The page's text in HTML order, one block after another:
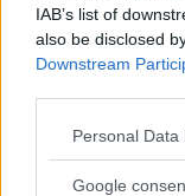
IAB’s list of
also be disclosed
Downstream
Please note that
not limited to your
Personal
Google
Äldre man